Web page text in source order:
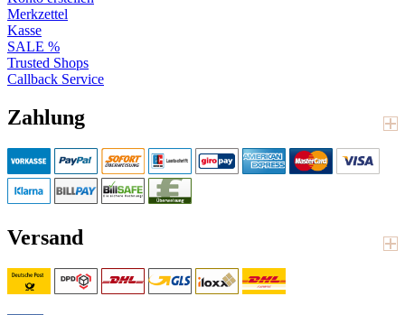
Merkzettel
Kasse
SALE %
Trusted Shops
Callback Service
Zahlung
Versand